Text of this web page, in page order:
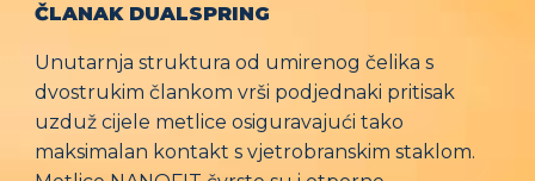
ČLANAK DUALSPRING
Unutarnja struktura od umirenog čelika s
dvostrukim člankom vrši podjednaki pritisak
uzduž cijele metlice osiguravajući tako
maksimalan kontakt s vjetrobranskim staklom.